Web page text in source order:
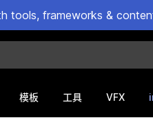
tools, frameworks &
模板 工具 VFX